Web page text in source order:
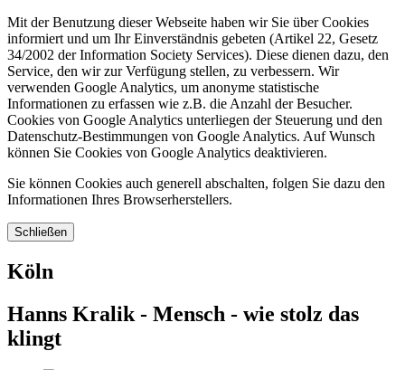
Mit der Benutzung dieser Webseite haben wir Sie über Cookies
informiert und um Ihr Einverständnis gebeten (Artikel 22, Gesetz
34/2002 der Information Society Services). Diese dienen dazu, den
Service, den wir zur Verfügung stellen, zu verbessern. Wir
verwenden Google Analytics, um anonyme statistische
Informationen zu erfassen wie z.B. die Anzahl der Besucher.
Cookies von Google Analytics unterliegen der Steuerung und den
Datenschutz-Bestimmungen von Google Analytics. Auf Wunsch
können Sie Cookies von Google Analytics deaktivieren.
Sie können Cookies auch generell abschalten, folgen Sie dazu den
Informationen Ihres Browserherstellers.
Schließen
Köln
Hanns Kralik - Mensch - wie stolz das
klingt